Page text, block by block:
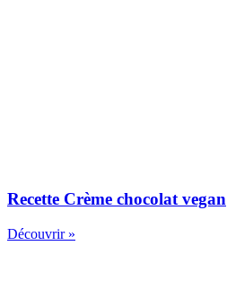
Recette Crème chocolat vegan
Découvrir »